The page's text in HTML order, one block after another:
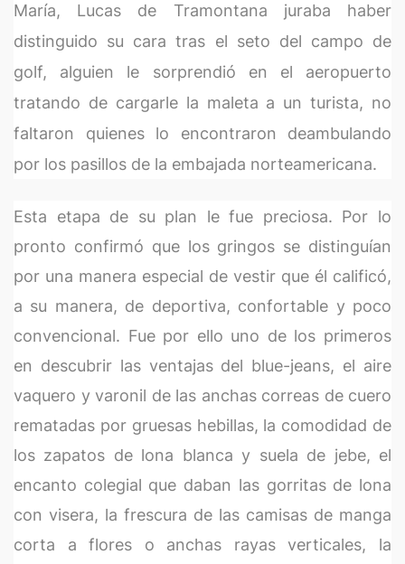
María, Lucas de Tramontana juraba haber
distinguido su cara tras el seto del campo de
golf, alguien le sorprendió en el aeropuerto
tratando de cargarle la maleta a un turista, no
faltaron quienes lo encontraron deambulando
por los pasillos de la embajada norteamericana.
Esta etapa de su plan le fue preciosa. Por lo
pronto confirmó que los gringos se distinguían
por una manera especial de vestir que él calificó,
a su manera, de deportiva, confortable y poco
convencional. Fue por ello uno de los primeros
en descubrir las ventajas del blue-jeans, el aire
vaquero y varonil de las anchas correas de cuero
rematadas por gruesas hebillas, la comodidad de
los zapatos de lona blanca y suela de jebe, el
encanto colegial que daban las gorritas de lona
con visera, la frescura de las camisas de manga
corta a flores o anchas rayas verticales, la